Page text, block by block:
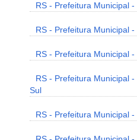
RS - Prefeitura Municipal
RS - Prefeitura Municipal
RS - Prefeitura Municipal
RS - Prefeitura Municipal
Sul
RS - Prefeitura Municipal